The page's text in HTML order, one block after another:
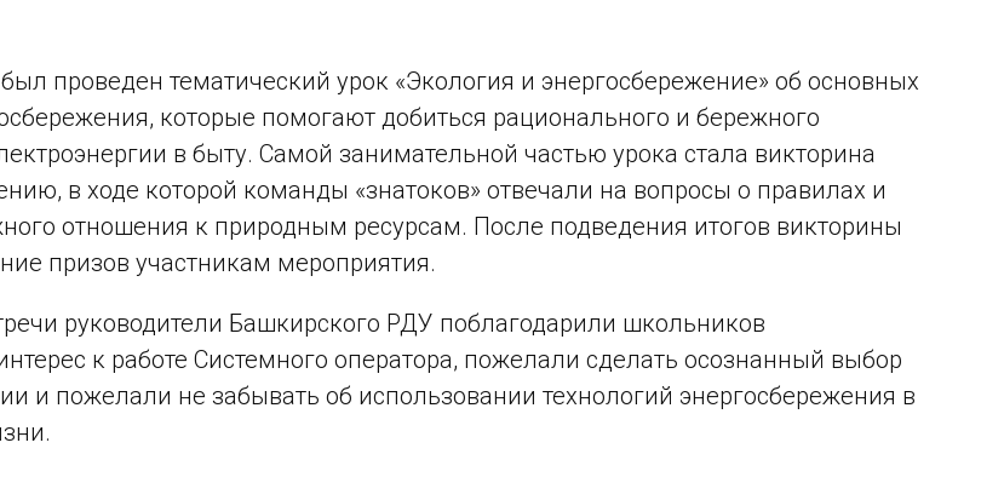
проведен тематический урок «Экология и энергосбережение» об основных
которые помогают добиться рационального и бережного
в быту. Самой занимательной частью урока стала викторина
в ходе которой команды «знатоков» отвечали на вопросы о правилах и
отношения к природным ресурсам. После подведения итогов викторины
призов участникам мероприятия.
руководители Башкирского РДУ поблагодарили школьников
к работе Системного оператора, пожелали сделать осознанный выбор
и пожелали не забывать об использовании технологий энергосбережения в